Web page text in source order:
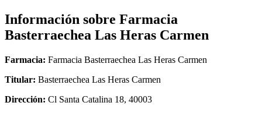
Información sobre Farmacia
Basterraechea Las Heras Carmen
Farmacia: Farmacia Basterraechea Las Heras Carmen
Titular: Basterraechea Las Heras Carmen
Dirección: Cl Santa Catalina 18, 40003